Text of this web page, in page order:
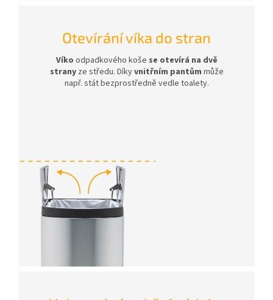
Otevírání víka do stran
Víko odpadkového koše se otevírá na dvě
stranyze středu. Díkyvnitřním pantům může
např. stát bezprostředně vedle toalety.